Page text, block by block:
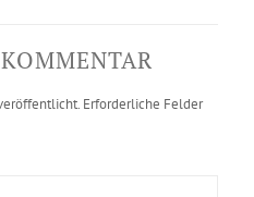
Erforderliche Felder